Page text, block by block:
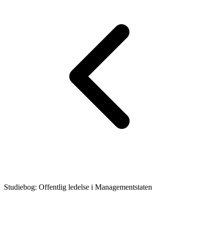
Studiebog: Offentlig ledelse i Managementstaten